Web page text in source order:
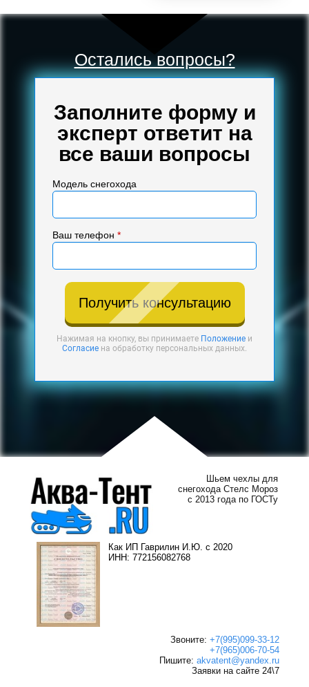
Остались вопросы?
Заполните форму и
эксперт ответит на
все ваши вопросы
Модель снегохода
Ваш телефон *
Получить консультацию
Нажимая на кнопку, вы принимаете Положение и
Согласие на обработку персональных данных.
Шьем чехлы для
снегохода Стелс Мороз
с 2013 года по ГОСТу
Как ИП Гаврилин И.Ю. с 2020
ИНН: 772156082768
Звоните: +7(995)099-33-12
+7(965)006-70-54
Пишите: akvatent@yandex.ru
Заявки на сайте 24\7